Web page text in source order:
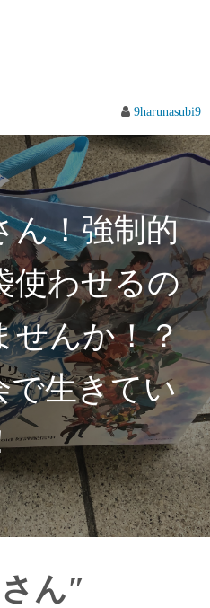
9harunasubi9
ん！強制的
使わせるの
せんか！？
で生きてい
ん″